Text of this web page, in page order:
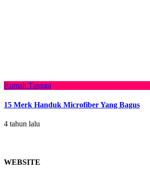
Rumah Tangga
15 Merk Handuk Microfiber Yang Bagus
4 tahun lalu
WEBSITE